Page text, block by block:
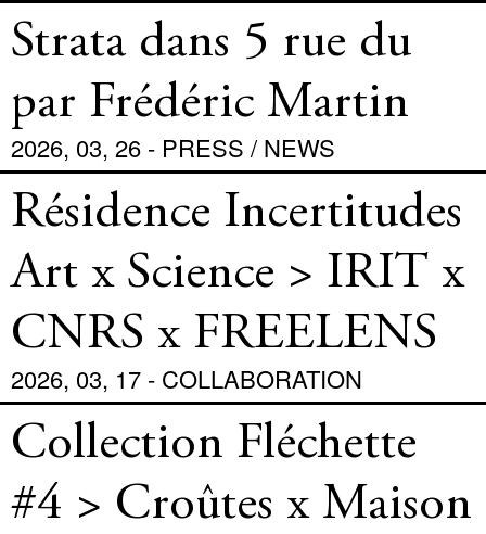
Strata dans 5 rue du
par Frédéric Martin
2026, 03, 26 - PRESS / NEWS
Résidence Incertitudes
Art x Science > IRIT x
CNRS x FREELENS
2026, 03, 17 - COLLABORATION
Collection Fléchette
#4 > Croûtes x Maison